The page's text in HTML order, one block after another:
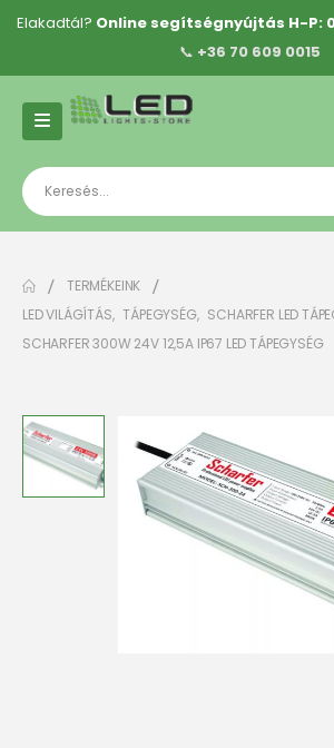
Elakadtál? Online segítségnyújtás H-P:
📞 +36 70 609 0015
TERMÉKEINK
LED VILÁGÍTÁS, TÁPEGYSÉG, SCHARFER LED
SCHARFER 300W 24V 12,5A IP67 LED TÁPEGYSÉG